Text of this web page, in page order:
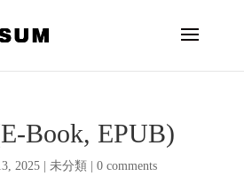
Book, EPUB)
2025| 未分類 0 comments